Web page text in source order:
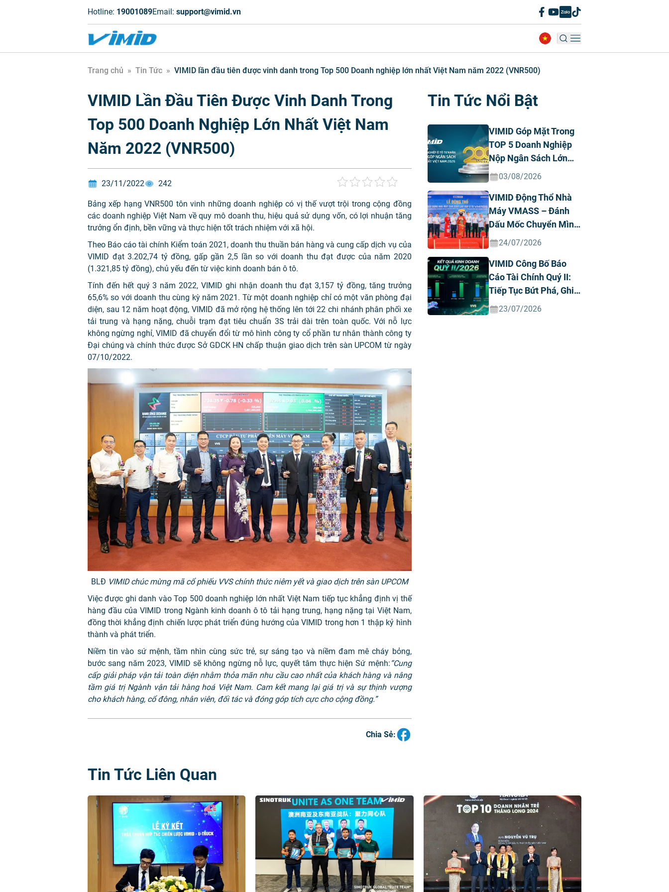
Hotline: 19001089Email: support@vimid.vn
Trang chủ » Tin Tức » VIMID lần đầu tiên được vinh danh trong Top 500 Doanh nghiệp lớn nhất Việt Nam năm 2022 (VNR500)
VIMID Lần Đầu Tiên Được Vinh Danh Trong
Top 500 Doanh Nghiệp Lớn Nhất Việt Nam
Năm 2022 (VNR500)
23/11/2022 242
Bảng xếp hạng VNR500 tôn vinh những doanh nghiệp có vị thế vượt trội trong cộng đồng
các doanh nghiệp Việt Nam về quy mô doanh thu, hiệu quả sử dụng vốn, có lợi nhuận tăng
trưởng ổn định, bền vững và thực hiện tốt trách nhiệm với xã hội.
Theo Báo cáo tài chính Kiểm toán 2021, doanh thu thuần bán hàng và cung cấp dịch vụ của
VIMID đạt 3.202,74 tỷ đồng, gấp gần 2,5 lần so với doanh thu đạt được của năm 2020
(1.321,85 tỷ đồng), chủ yếu đến từ việc kinh doanh bán ô tô.
Tính đến hết quý 3 năm 2022, VIMID ghi nhận doanh thu đạt 3,157 tỷ đồng, tăng trưởng
65,6% so với doanh thu cùng kỳ năm 2021. Từ một doanh nghiệp chỉ có một văn phòng đại
diện, sau 12 năm hoạt động, VIMID đã mở rộng hệ thống lên tới 22 chi nhánh phân phối xe
tải trung và hạng nặng, chuỗi trạm đạt tiêu chuẩn 3S trải dài trên toàn quốc. Với nỗ lực
không ngừng nghỉ, VIMID đã chuyển đổi từ mô hình công ty cổ phần tư nhân thành công ty
Đại chúng và chính thức được Sở GDCK HN chấp thuận giao dịch trên sàn UPCOM từ ngày
07/10/2022.
BLĐ VIMID chúc mừng mã cổ phiếu VVS chính thức niêm yết và giao dịch trên sàn UPCOM
Việc được ghi danh vào Top 500 doanh nghiệp lớn nhất Việt Nam tiếp tục khẳng định vị thế
hàng đầu của VIMID trong Ngành kinh doanh ô tô tải hạng trung, hạng nặng tại Việt Nam,
đồng thời khẳng định chiến lược phát triển đúng hướng của VIMID trong hơn 1 thập kỷ hình
thành và phát triển.
Niềm tin vào sứ mệnh, tầm nhìn cùng sức trẻ, sự sáng tạo và niềm đam mê cháy bỏng,
bước sang năm 2023, VIMID sẽ không ngừng nỗ lực, quyết tâm thực hiện Sứ mệnh: “Cung
cấp giải pháp vận tải toàn diện nhằm thỏa mãn nhu cầu cao nhất của khách hàng và nâng
tầm giá trị Ngành vận tải hàng hoá Việt Nam. Cam kết mang lại giá trị và sự thịnh vượng
cho khách hàng, cổ đông, nhân viên, đối tác và đóng góp tích cực cho cộng đồng.”
Chia Sẻ:
Tin Tức Nổi Bật
VIMID Góp Mặt Trong
TOP 5 Doanh Nghiệp
Nộp Ngân Sách Lớn
Nhất Việt Nam Năm
Nhân
03/08/2026
VIMID Động Thổ Nhà
Máy VMASS – Đánh
Dấu Mốc Chuyển Mình
Chiến Lược
24/07/2026
VIMID Công Bố Báo
Cáo Tài Chính Quý II:
Tiếp Tục Bứt Phá, Ghi
Nhận Doanh Thu Và
23/07/2026
Tin Tức Liên Quan